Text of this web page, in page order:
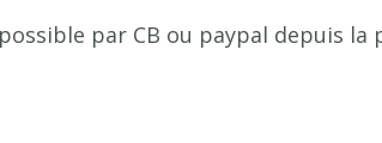
par CB ou paypal depuis